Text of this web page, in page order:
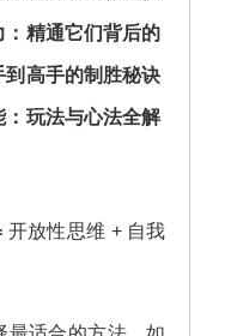
开放性思维 + 自我